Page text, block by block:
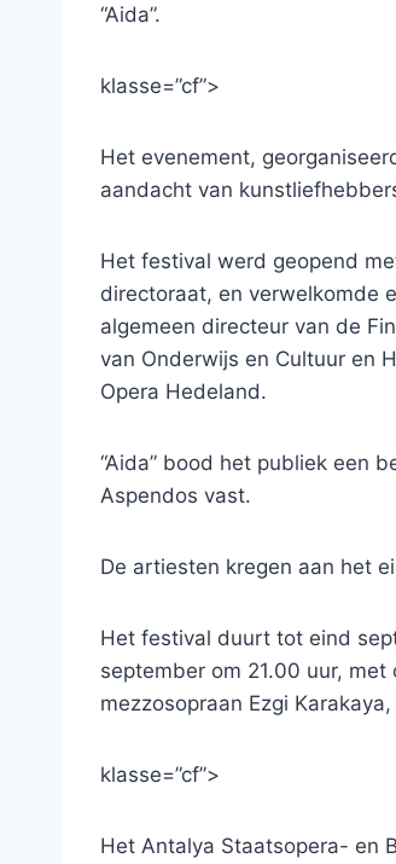
“Aida”.
klasse=”cf”>
Het evenement,
aandacht van
Het festival werd geopend
directoraat, en verwelkomde
algemeen directeur van de
van Onderwijs en Cultuur en
Opera Hedeland.
“Aida” bood het publiek een
Aspendos vast.
De artiesten kregen aan het
Het festival duurt tot eind
september om 21.00 uur,
mezzosopraan Ezgi
klasse=”cf”>
Het Antalya Staatsopera- en